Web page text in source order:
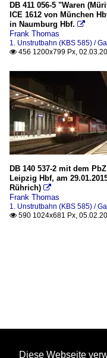
DB 411 056-5 "Waren
ICE 1612 von München
in Naumburg Hbf. 
Frank Thomas
1. Unstrutbahn (KBS 585) /
 456 1200x799 Px,
DB 140 537-2 mit dem
Leipzig Hbf, am
Rührich) 
Frank Thomas
1. Unstrutbahn (KBS 585) /
 590 1024x681 Px,
Diese Webseite